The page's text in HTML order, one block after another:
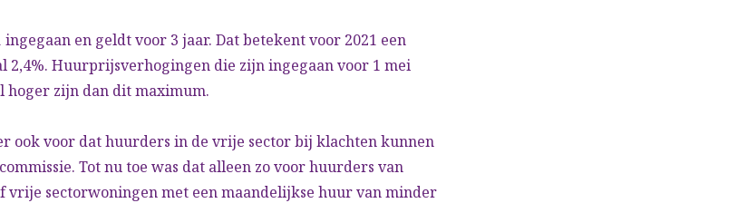
ingegaan en geldt voor 3 jaar. Dat betekent voor 2021 een
2,4%. Huurprijsverhogingen die zijn ingegaan voor 1 mei
hoger zijn dan dit maximum.
ook voor dat huurders in de vrije sector bij klachten kunnen
Tot nu toe was dat alleen zo voor huurders van
vrije sectorwoningen met een maandelijkse huur van minder